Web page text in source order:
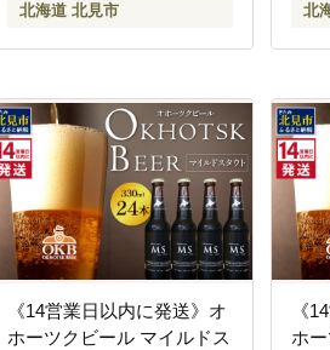
北海道 北見市 北
《14営業日以内に発送》オ
ホーツクビール マイルドス
《
ホ